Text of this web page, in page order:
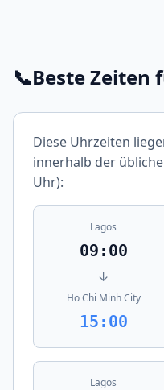
📞Beste Zeiten
Diese Uhrzeiten
innerhalb der
Uhr):
Lagos
09:00
↓
Ho Chi Minh City
15:00
Lagos